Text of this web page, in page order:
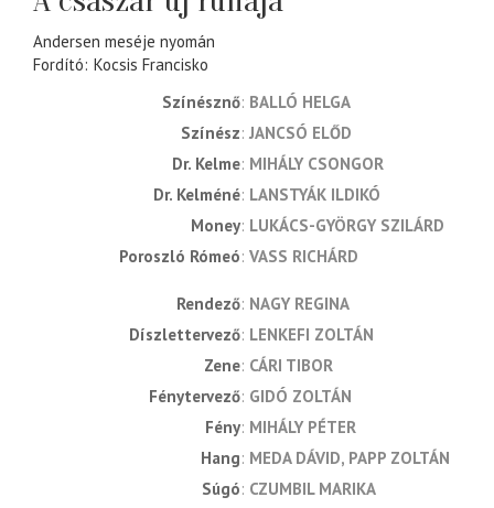
Andersen meséje nyomán
Fordító Kocsis Francisko
Színésznő BALLÓ HELGA
Színész JANCSÓ ELŐD
Dr. Kelme MIHÁLY CSONGOR
Dr. Kelméné LANSTYÁK ILDIKÓ
Money LUKÁCS-GYÖRGY SZILÁRD
Poroszló Rómeó VASS RICHÁRD
rendező NAGY REGINA
díszlettervező LENKEFI ZOLTÁN
zene CÁRI TIBOR
fénytervező GIDÓ ZOLTÁN
fény MIHÁLY PÉTER
hang MEDA DÁVID PAPP ZOLTÁN
súgó CZUMBIL MARIKA